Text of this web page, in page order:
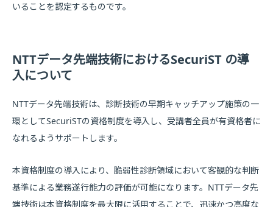
いることを認定するものです。
NTTデータ先端技術におけるSecuriST の導
入について
NTTデータ先端技術は、診断技術の早期キャッチアップ施策の一
環としてSecuriSTの資格制度を導入し、受講者全員が有資格者に
なれるようサポートします。
本資格制度の導入により、脆弱性診断領域において客観的な判断
基準による業務遂行能力の評価が可能になります。NTTデータ先
端技術は本資格制度を最大限に活用することで、迅速かつ高度な